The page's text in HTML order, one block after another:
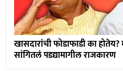
खासदारांची फोडाफाडी का होतेय?
सांगितलं पडद्यामागील राजकारण